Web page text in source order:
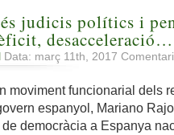
judicis polítics i
desacceleració…
Data: març 11th, 2017
moviment funcionarial dels
espanyol, Mariano
democràcia a Espanya